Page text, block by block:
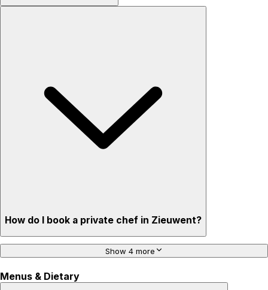
How do I book a private chef in Zieuwent?
Show 4 more
Menus & Dietary